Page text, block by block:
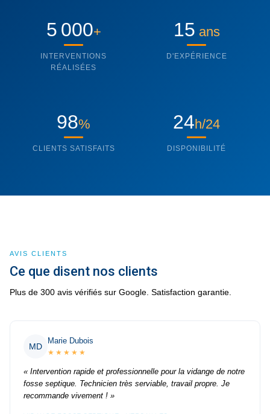
5 000+
INTERVENTIONS
RÉALISÉES
15 ans
D'EXPÉRIENCE
98%
CLIENTS SATISFAITS
24h/24
DISPONIBILITÉ
AVIS CLIENTS
Ce que disent nos clients
Plus de 300 avis vérifiés sur Google. Satisfaction garantie.
MD
Marie Dubois
★★★★★
« Intervention rapide et professionnelle pour la vidange de notre
fosse septique. Technicien très serviable, travail propre. Je
recommande vivement ! »